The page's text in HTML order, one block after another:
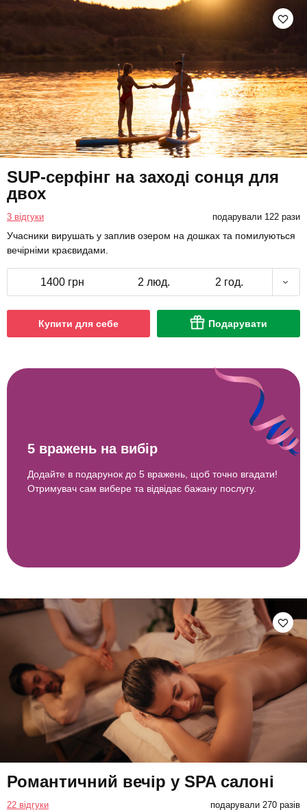
SUP-серфінг на заході сонця для
двох
3 відгуки подарували 122 рази
Учасники вирушать у заплив озером на дошках та помилуються
вечірніми краєвидами.
1400 грн 2 люд. 2 год.
Купити для себе Подарувати
5 вражень на вибір
Додайте в подарунок до 5 вражень, щоб точно вгадати!
Отримувач сам вибере та відвідає бажану послугу.
Романтичний вечір у SPA салоні
22 відгуки подарували 270 разів